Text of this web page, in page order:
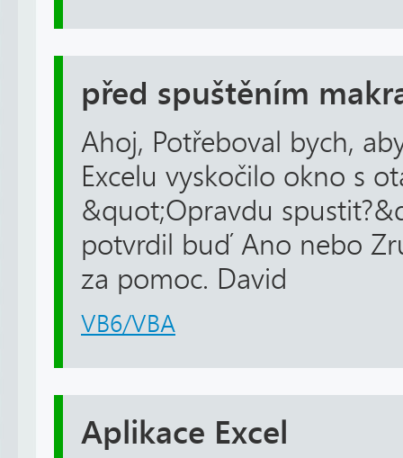
před spuštěním
Ahoj, Potřeboval bych,
Excelu vyskočilo okno s
&quot;Opravdu
potvrdil buď Ano nebo
za pomoc. David
VB6/VBA
Aplikace Excel